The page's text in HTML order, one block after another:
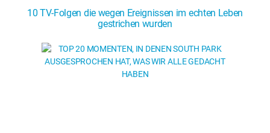
10 TV-Folgen die wegen Ereignissen im echten Leben
gestrichen wurden